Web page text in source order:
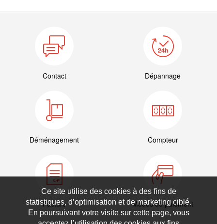
Contact Dépannage
Déménagement Compteur
Facture Modes de paiement
Ce site utilise des cookies à des fins de
statistiques, d’optimisation et de marketing ciblé.
En poursuivant votre visite sur cette page, vous